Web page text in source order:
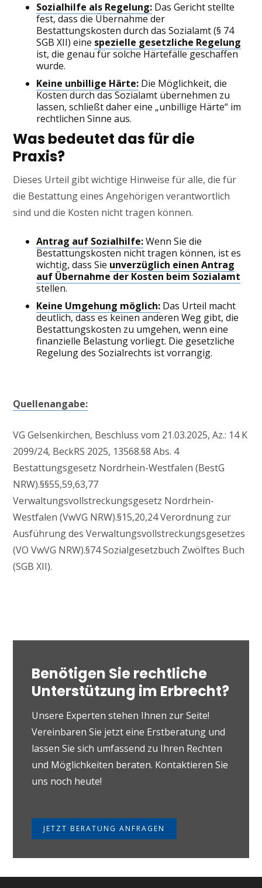
Sozialhilfe als Regelung: Das Gericht stellte
fest, dass die Übernahme der
Bestattungskosten durch das Sozialamt (§ 74
SGB XII) eine spezielle gesetzliche Regelung
ist, die genau für solche Härtefälle geschaffen
wurde.
Keine unbillige Härte: Die Möglichkeit, die
Kosten durch das Sozialamt übernehmen zu
lassen, schließt daher eine „unbillige Härte“ im
rechtlichen Sinne aus.
Was bedeutet das für die
Praxis?
Dieses Urteil gibt wichtige Hinweise für alle, die für
die Bestattung eines Angehörigen verantwortlich
sind und die Kosten nicht tragen können.
Antrag auf Sozialhilfe:Wenn Sie die
Bestattungskosten nicht tragen können, ist es
wichtig, dass Sie unverzüglich einen Antrag
auf Übernahme der Kosten beim Sozialamt
stellen.
Keine Umgehung möglich: Das Urteil macht
deutlich, dass es keinen anderen Weg gibt, die
Bestattungskosten zu umgehen, wenn eine
finanzielle Belastung vorliegt. Die gesetzliche
Regelung des Sozialrechts ist vorrangig.
Quellenangabe:
VG Gelsenkirchen, Beschluss vom 21.03.2025, Az.: 14 K
2099/24, BeckRS 2025, 13568.§8 Abs. 4
Bestattungsgesetz Nordrhein-Westfalen (BestG
NRW).§§55,59,63,77
Verwaltungsvollstreckungsgesetz Nordrhein-
Westfalen (VwVG NRW).§15,20,24 Verordnung zur
Ausführung des Verwaltungsvollstreckungsgesetzes
(VO VwVG NRW).§74 Sozialgesetzbuch Zwölftes Buch
(SGB XII).
Benötigen Sie rechtliche
Unterstützung im Erbrecht?
Unsere Experten stehen Ihnen zur Seite!
Vereinbaren Sie jetzt eine Erstberatung und
lassen Sie sich umfassend zu Ihren Rechten
und Möglichkeiten beraten. Kontaktieren Sie
uns noch heute!
JETZT BERATUNG ANFRAGEN